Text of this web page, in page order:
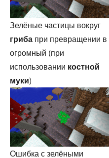
Зелёные частицы вокруг
гриба при превращении в
огромный (при
использовании костной
муки)
Ошибка с зелёными